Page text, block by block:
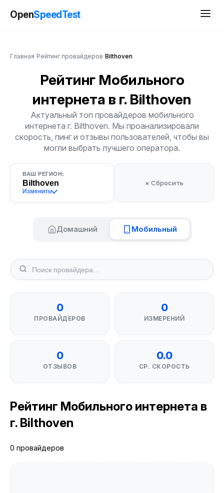
OpenSpeedTest
Главная Рейтинг провайдеров Bilthoven
Рейтинг Мобильного
интернета в г. Bilthoven
Актуальный топ провайдеров мобильного
интернета г. Bilthoven. Мы проанализировали
скорость, пинг и отзывы пользователей, чтобы вы
могли выбрать лучшего оператора.
ВАШ РЕГИОН:
Bilthoven
Изменить
× Сбросить
Домашний Мобильный
0
ПРОВАЙДЕРОВ
0
ИЗМЕРЕНИЙ
0
ОТЗЫВОВ
0.0
СР. СКОРОСТЬ
Рейтинг Мобильного интернета в
г. Bilthoven
0 провайдеров